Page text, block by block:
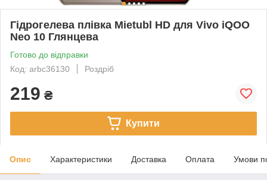
Гідрогелева плівка Mietubl HD для Vivo iQOO
Neo 10 Глянцева
Готово до відправки
Код: arbc36130
Роздріб
219 ₴
Купити
Опис Характеристики Доставка Оплата Умови